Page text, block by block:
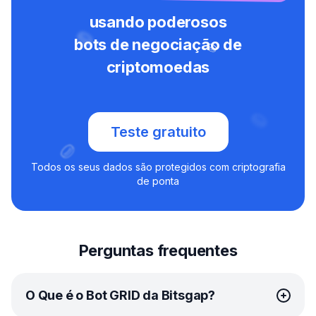
usando poderosos
bots de negociação de
criptomoedas
Teste gratuito
Todos os seus dados são protegidos com criptografia
de ponta
Perguntas frequentes
O Que é o Bot GRID da Bitsgap?